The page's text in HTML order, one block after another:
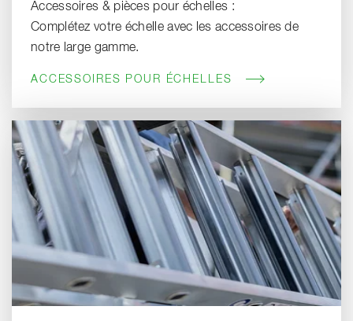
Accessoires & pièces pour échelles :
Complétez votre échelle avec les accessoires de
notre large gamme.
ACCESSOIRES POUR ÉCHELLES